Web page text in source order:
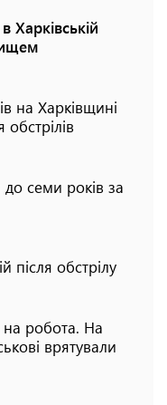
на Харківщині
семи років за
після обстрілу
на робота. На
врятували